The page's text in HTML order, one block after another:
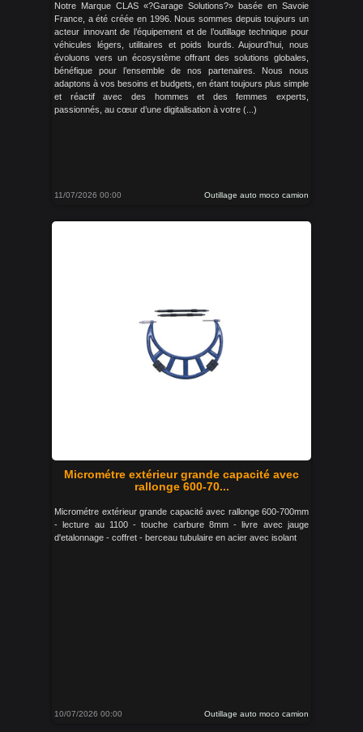
Notre Marque CLAS «?Garage Solutions?» basée en Savoie
France, a été créée en 1996. Nous sommes depuis toujours un
acteur innovant de l’équipement et de l’outillage technique pour
véhicules légers, utilitaires et poids lourds. Aujourd’hui, nous
évoluons vers un écosystème offrant des solutions globales,
bénéfique pour l’ensemble de nos partenaires. Nous nous
adaptons à vos besoins et budgets, en étant toujours plus simple
et réactif avec des hommes et des femmes experts,
passionnés, au cœur d’une digitalisation à votre (...)
11/07/2026 00:00 Outillage auto moco camion
Micrométre extérieur grande capacité avec
rallonge 600-70...
Micrométre extérieur grande capacité avec rallonge 600-700mm
- lecture au 1100 - touche carbure 8mm - livre avec jauge
d'etalonnage - coffret - berceau tubulaire en acier avec isolant
10/07/2026 00:00 Outillage auto moco camion